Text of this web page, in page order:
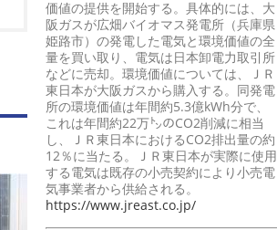
価値の提供を開始する。具体的には、大
阪ガスが広畑バイオマス発電所（兵庫県
姫路市）の発電した電気と環境価値の全
量を買い取り、電気は日本卸電力取引所
などに売却。環境価値については、ＪＲ
東日本が大阪ガスから購入する。同発電
所の環境価値は年間約5.3億kWh分で、
これは年間約22万㌧のCO2削減に相当
し、ＪＲ東日本におけるCO2排出量の約
12％に当たる。ＪＲ東日本が実際に使用
する電気は既存の小売契約により小売電
気事業者から供給される。
https://www.jreast.co.jp/